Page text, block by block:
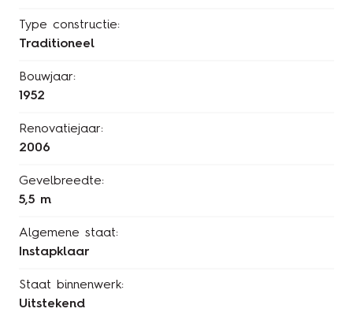
Type constructie:
Traditioneel
Bouwjaar:
1952
Renovatiejaar:
2006
Gevelbreedte:
5,5 m
Algemene staat:
Instapklaar
Staat binnenwerk:
Uitstekend